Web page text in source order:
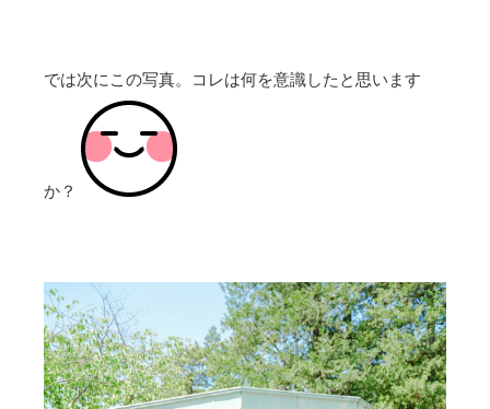
では次にこの写真。コレは何を意識したと思います
か？